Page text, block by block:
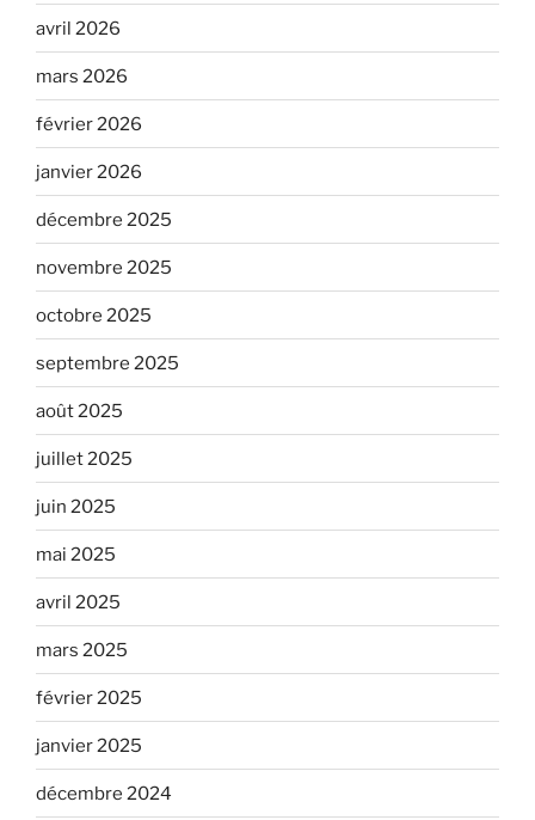
avril 2026
mars 2026
février 2026
janvier 2026
décembre 2025
novembre 2025
octobre 2025
septembre 2025
août 2025
juillet 2025
juin 2025
mai 2025
avril 2025
mars 2025
février 2025
janvier 2025
décembre 2024